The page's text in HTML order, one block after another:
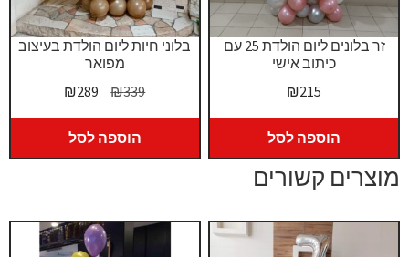
בלוני חיות ליום הולדת בעיצוב
מפואר
₪339
המחיר
היה:
₪339.
₪289
המחיר
₪289.
הוספה לסל
זר בלונים ליום הולדת 25 עם
כיתוב אישי
₪215
הוספה לסל
מוצרים קשורים